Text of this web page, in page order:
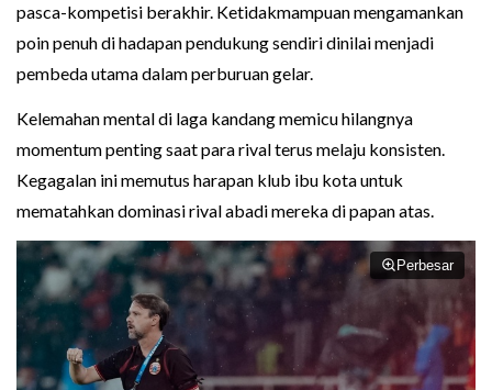
pasca-kompetisi berakhir. Ketidakmampuan mengamankan
poin penuh di hadapan pendukung sendiri dinilai menjadi
pembeda utama dalam perburuan gelar.
Kelemahan mental di laga kandang memicu hilangnya
momentum penting saat para rival terus melaju konsisten.
Kegagalan ini memutus harapan klub ibu kota untuk
mematahkan dominasi rival abadi mereka di papan atas.
Perbesar